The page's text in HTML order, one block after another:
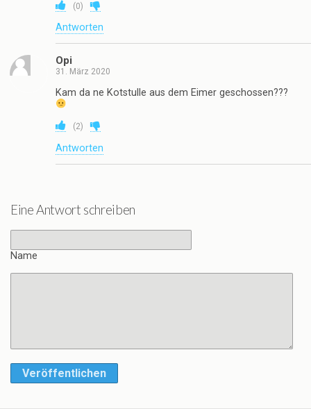
(0)
Antworten
Opi
31. März 2020
Kam da ne Kotstulle aus dem Eimer geschossen???
(2)
Antworten
Eine Antwort schreiben
Name
Veröffentlichen